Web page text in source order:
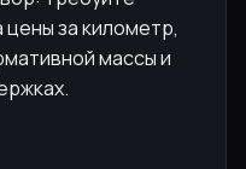
цены за километр,
массы и